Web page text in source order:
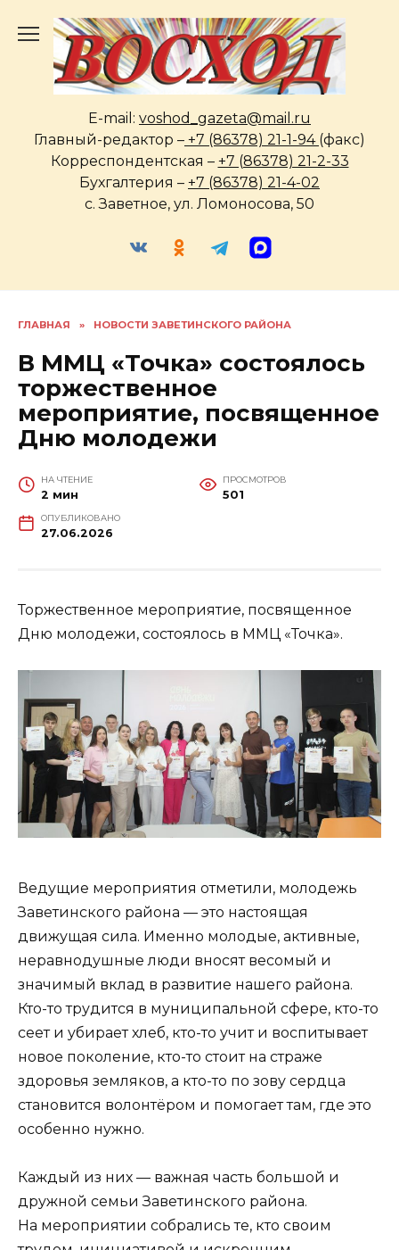
содержанию
E-mail: voshod_gazeta@mail.ru
Главный-редактор – +7 (86378) 21-1-94 (факс)
Корреспондентская – +7 (86378) 21-2-33
Бухгалтерия – +7 (86378) 21-4-02
с. Заветное, ул. Ломоносова, 50
ГЛАВНАЯ » НОВОСТИ ЗАВЕТИНСКОГО РАЙОНА
В ММЦ «Точка» состоялось
торжественное
мероприятие, посвященное
Дню молодежи
НА ЧТЕНИЕ
2 мин
ПРОСМОТРОВ
501
ОПУБЛИКОВАНО
27.06.2026
Торжественное мероприятие, посвященное
Дню молодежи, состоялось в ММЦ «Точка».
Ведущие мероприятия отметили, молодежь
Заветинского района — это настоящая
движущая сила. Именно молодые, активные,
неравнодушные люди вносят весомый и
значимый вклад в развитие нашего района.
Кто-то трудится в муниципальной сфере, кто-то
сеет и убирает хлеб, кто-то учит и воспитывает
новое поколение, кто-то стоит на страже
здоровья земляков, а кто-то по зову сердца
становится волонтёром и помогает там, где это
особенно нужно.
Каждый из них — важная часть большой и
дружной семьи Заветинского района.
На мероприятии собрались те, кто своим